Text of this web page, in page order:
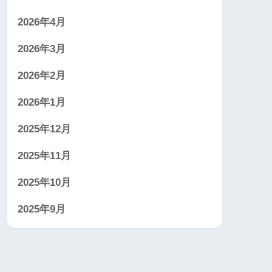
2026年4月
2026年3月
2026年2月
2026年1月
2025年12月
2025年11月
2025年10月
2025年9月